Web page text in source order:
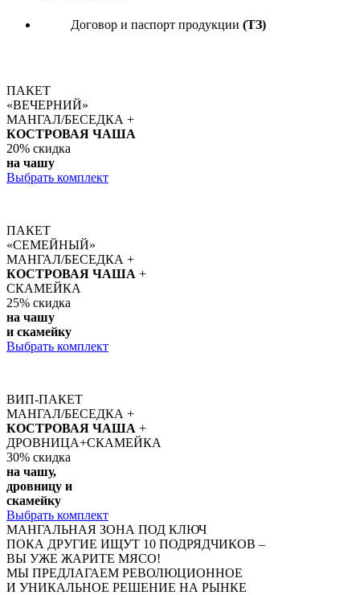
Договор и паспорт продукции (ТЗ)
ПАКЕТ
«ВЕЧЕРНИЙ»
МАНГАЛ/БЕСЕДКА +
КОСТРОВАЯ ЧАША
20% скидка
на чашу
Выбрать комплект
ПАКЕТ
«СЕМЕЙНЫЙ»
МАНГАЛ/БЕСЕДКА +
КОСТРОВАЯ ЧАША +
СКАМЕЙКА
25% скидка
на чашу
и скамейку
Выбрать комплект
ВИП-ПАКЕТ
МАНГАЛ/БЕСЕДКА +
КОСТРОВАЯ ЧАША +
ДРОВНИЦА+СКАМЕЙКА
30% скидка
на чашу,
дровницу и
скамейку
Выбрать комплект
МАНГАЛЬНАЯ ЗОНА ПОД КЛЮЧ
ПОКА ДРУГИЕ ИЩУТ 10 ПОДРЯДЧИКОВ –
ВЫ УЖЕ ЖАРИТЕ МЯСО!
МЫ ПРЕДЛАГАЕМ РЕВОЛЮЦИОННОЕ
И УНИКАЛЬНОЕ РЕШЕНИЕ НА РЫНКЕ